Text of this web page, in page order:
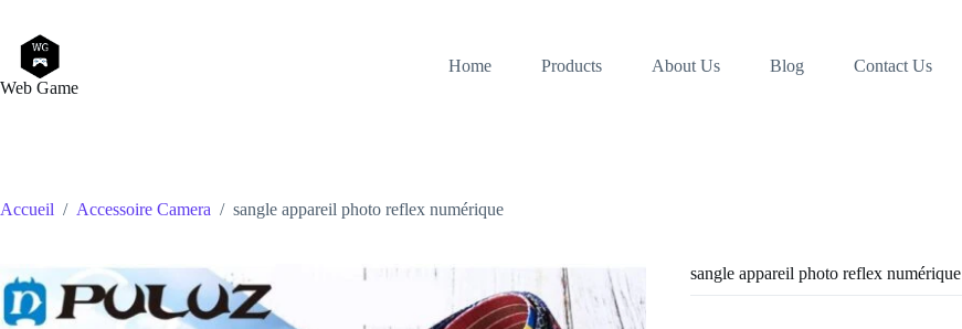
contenu
Web Game
Home Products About Us Blog Contact Us
Accueil / Accessoire Camera / sangle appareil photo reflex numérique
sangle appareil photo reflex numérique